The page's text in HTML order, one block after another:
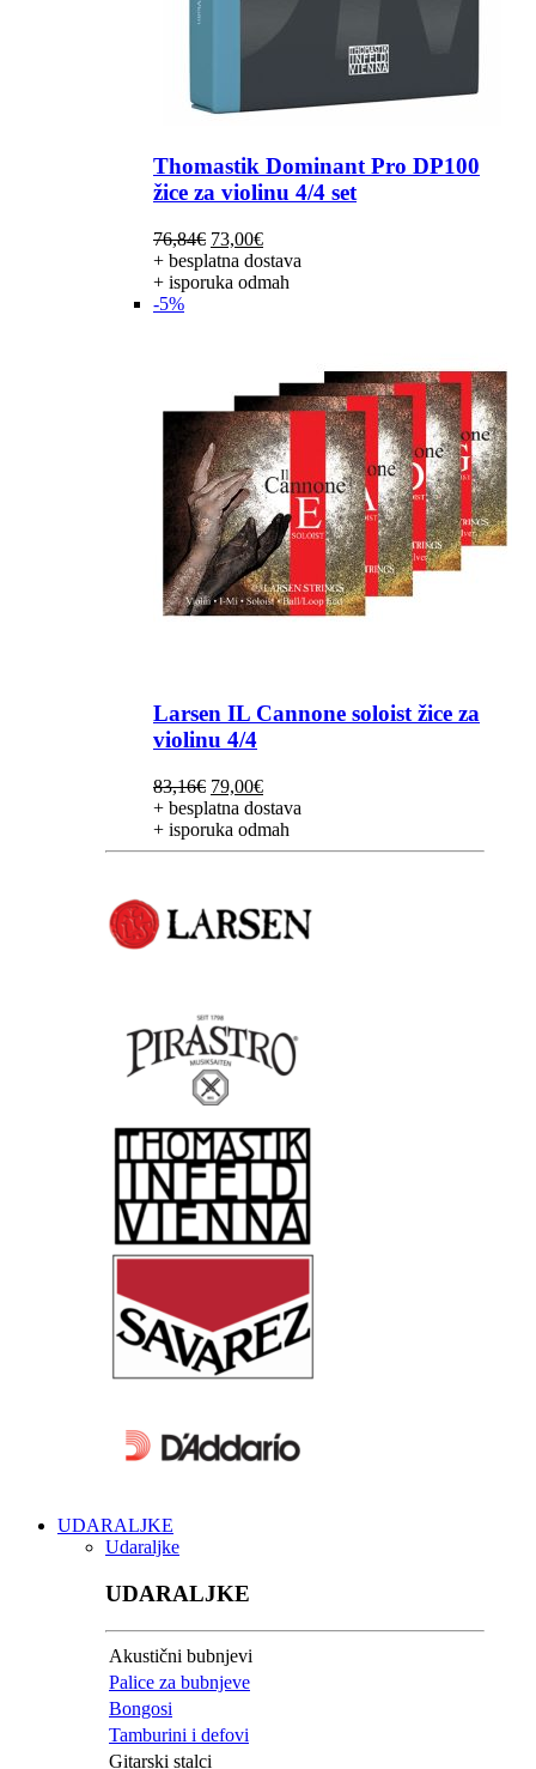
Thomastik Dominant Pro DP100
žice za violinu 4/4 set
76,84€ Izvorna
cijena
bila
73,00€Trenutna
cijena
je:
+ besplatna dostava
+ isporuka odmah
-5%
Larsen IL Cannone soloist žice za
violinu 4/4
83,16€ Izvorna
cijena
bila
je:
79,00€Trenutna
cijena
je:
79,00€.
+ besplatna dostava
+ isporuka odmah
UDARALJKE
Udaraljke
UDARALJKE
Akustični bubnjevi
Palice za bubnjeve
Bongosi
Tamburini i defovi
Gitarski stalci